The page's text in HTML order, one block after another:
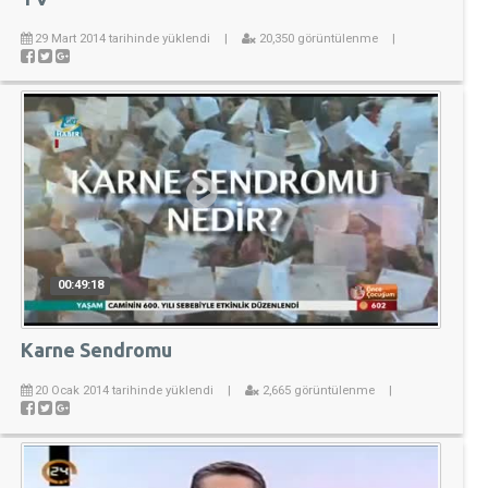
29 Mart 2014 tarihinde yüklendi | 20,350 görüntülenme |
00:49:18
Karne Sendromu
20 Ocak 2014 tarihinde yüklendi 2,665 görüntülenme